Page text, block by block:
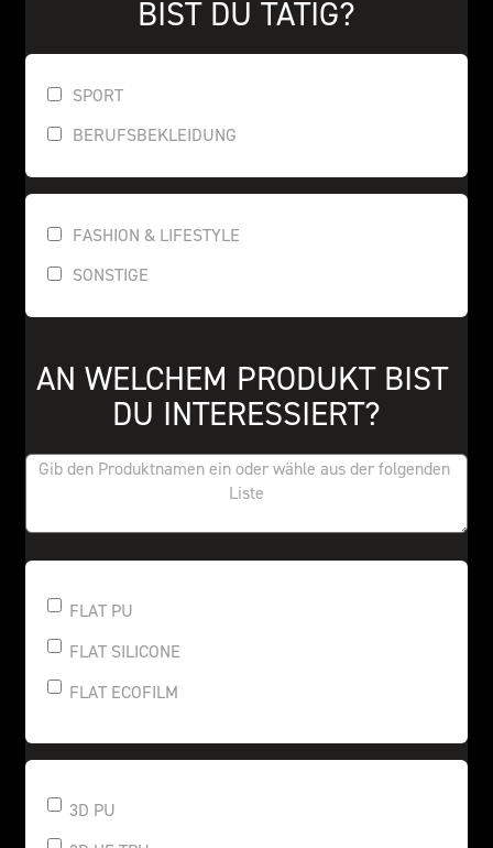
BIST DU TÄTIG?
SPORT
BERUFSBEKLEIDUNG
FASHION & LIFESTYLE
SONSTIGE
AN WELCHEM PRODUKT BIST
DU INTERESSIERT?
FLAT PU
FLAT SILICONE
FLAT ECOFILM
3D PU